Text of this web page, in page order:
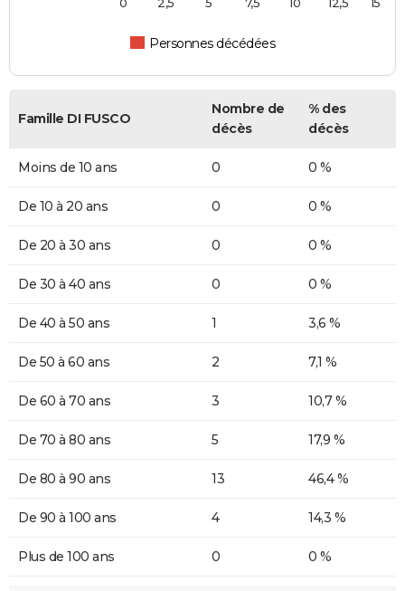
Personnes décédées
Famille DI FUSCO
Nombre de
décès
% des
décès
Moins de 10 ans 0 0 %
De 10 à 20 ans 0 0 %
De 20 à 30 ans 0 0 %
De 30 à 40 ans 0 0 %
De 40 à 50 ans 1 3,6 %
De 50 à 60 ans 2 7,1 %
De 60 à 70 ans 3 10,7 %
De 70 à 80 ans 5 17,9 %
De 80 à 90 ans 13 46,4 %
De 90 à 100 ans 4 14,3 %
Plus de 100 ans 0 0 %